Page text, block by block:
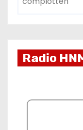
Radio